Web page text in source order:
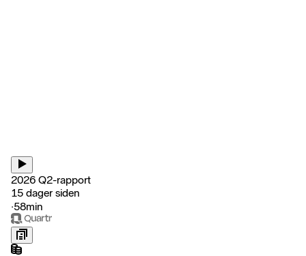
2026 Q2-rapport
15 dager siden
‧58min